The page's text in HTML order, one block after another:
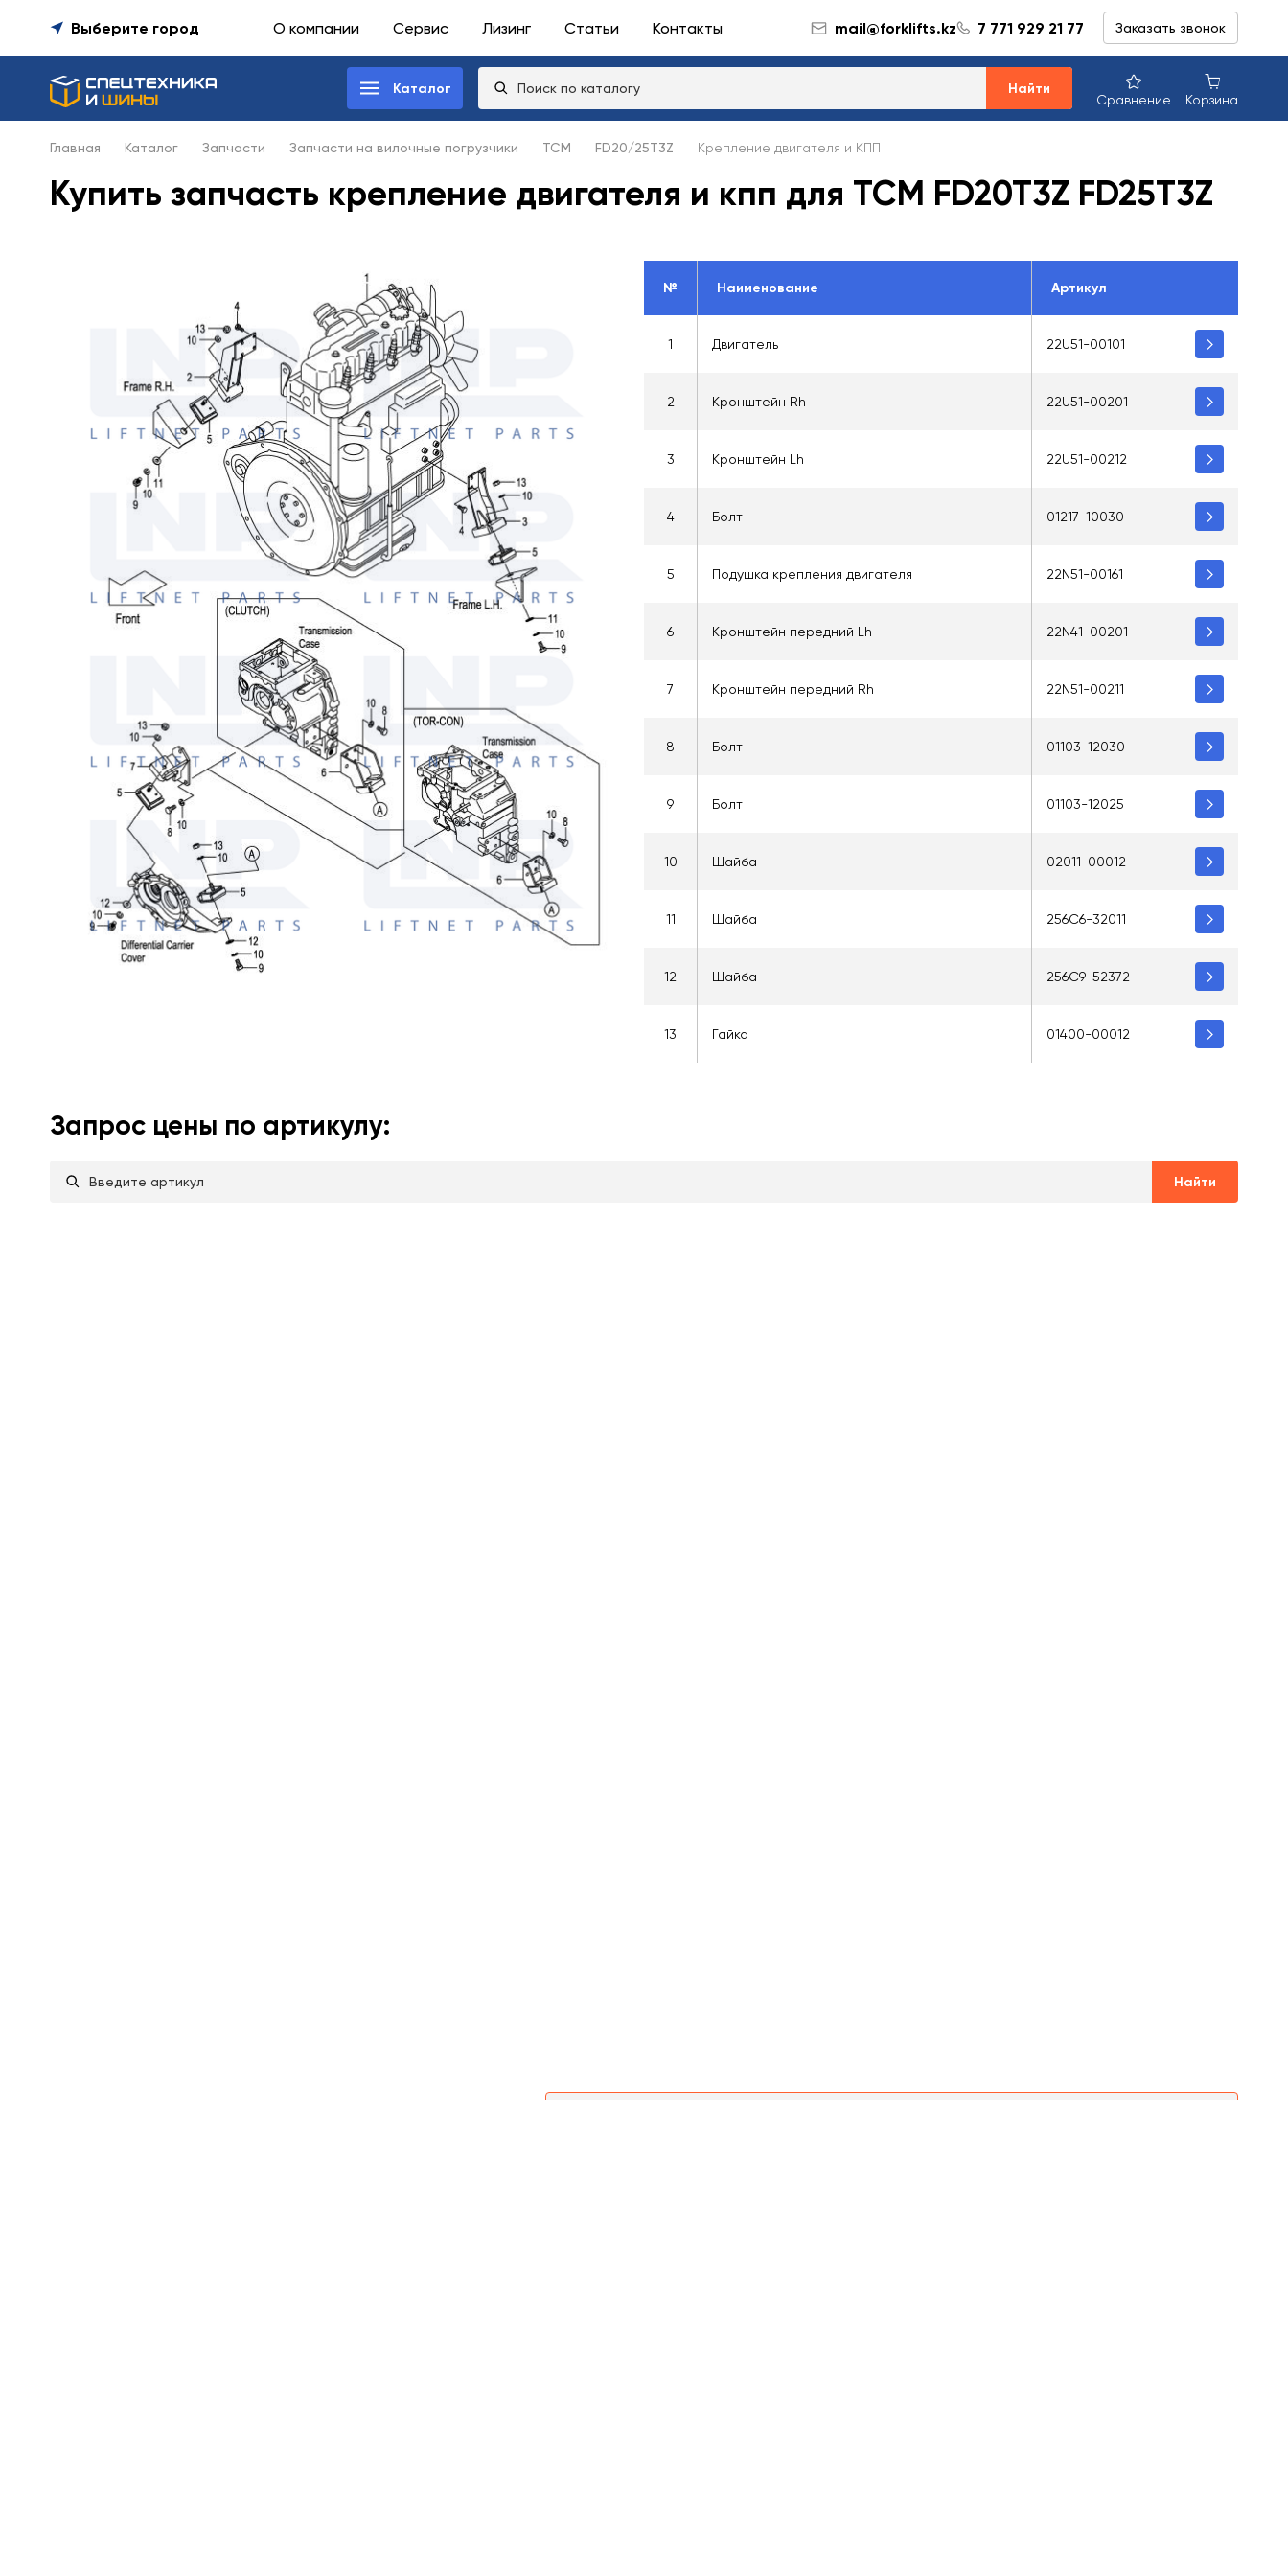
Выберите город О компании Сервис Лизинг Статьи Контакты mail@forklifts.kz 7 771 929 21 77 Заказать звонок
Каталог Найти
Сравнение Корзина
Главная Каталог Запчасти Запчасти на вилочные погрузчики TCM FD20/25T3Z Крепление двигателя и КПП
Купить запчасть крепление двигателя и кпп для TCM FD20T3Z FD25T3Z
№ Наименование Артикул
1 Двигатель 22U51-00101
2 Кронштейн Rh 22U51-00201
3 Кронштейн Lh 22U51-00212
4 Болт 01217-10030
5 Подушка крепления двигателя 22N51-00161
6 Кронштейн передний Lh 22N41-00201
7 Кронштейн передний Rh 22N51-00211
8 Болт 01103-12030
9 Болт 01103-12025
10 Шайба 02011-00012
11 Шайба 256C6-32011
12 Шайба 256C9-52372
13 Гайка 01400-00012
Запрос цены по артикулу:
Найти